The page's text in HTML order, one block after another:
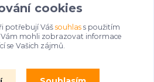
každý produkt, přesto se může stát, že u
obrázek informativního charakteru.
pilně pracujeme.
cookies
potřebují Váš souhlass použitím
mohli zobrazovat informace
se Vašich zájmů.